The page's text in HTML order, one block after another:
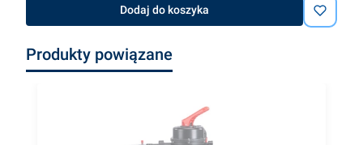
Dodaj do koszyka
Produkty powiązane